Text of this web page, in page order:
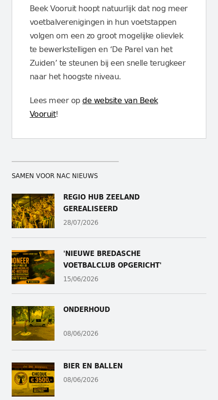
Beek Vooruit hoopt natuurlijk dat nog meer
voetbalverenigingen in hun voetstappen
volgen om een zo groot mogelijke olievlek
te bewerkstelligen en ‘De Parel van het
Zuiden’ te steunen bij een snelle terugkeer
naar het hoogste niveau.
Lees meer op de website van Beek
Vooruit!
SAMEN VOOR NAC NIEUWS
REGIO HUB ZEELAND
GEREALISEERD
28/07/2026
'NIEUWE BREDASCHE
VOETBALCLUB OPGERICHT'
15/06/2026
ONDERHOUD
08/06/2026
BIER EN BALLEN
08/06/2026